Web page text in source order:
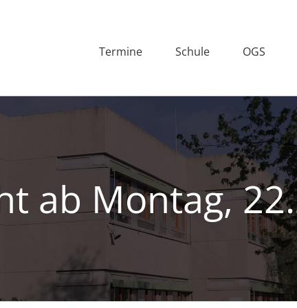
Termine Schule OGS
ab Montag,